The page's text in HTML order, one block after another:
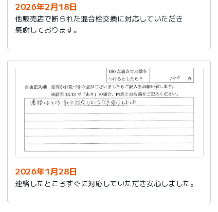
2026年2月18日
他販売店で断られた混合栓交換に対応していただき
感謝しております。
2026年1月28日
連絡したところすぐに対応していただき安心しました。